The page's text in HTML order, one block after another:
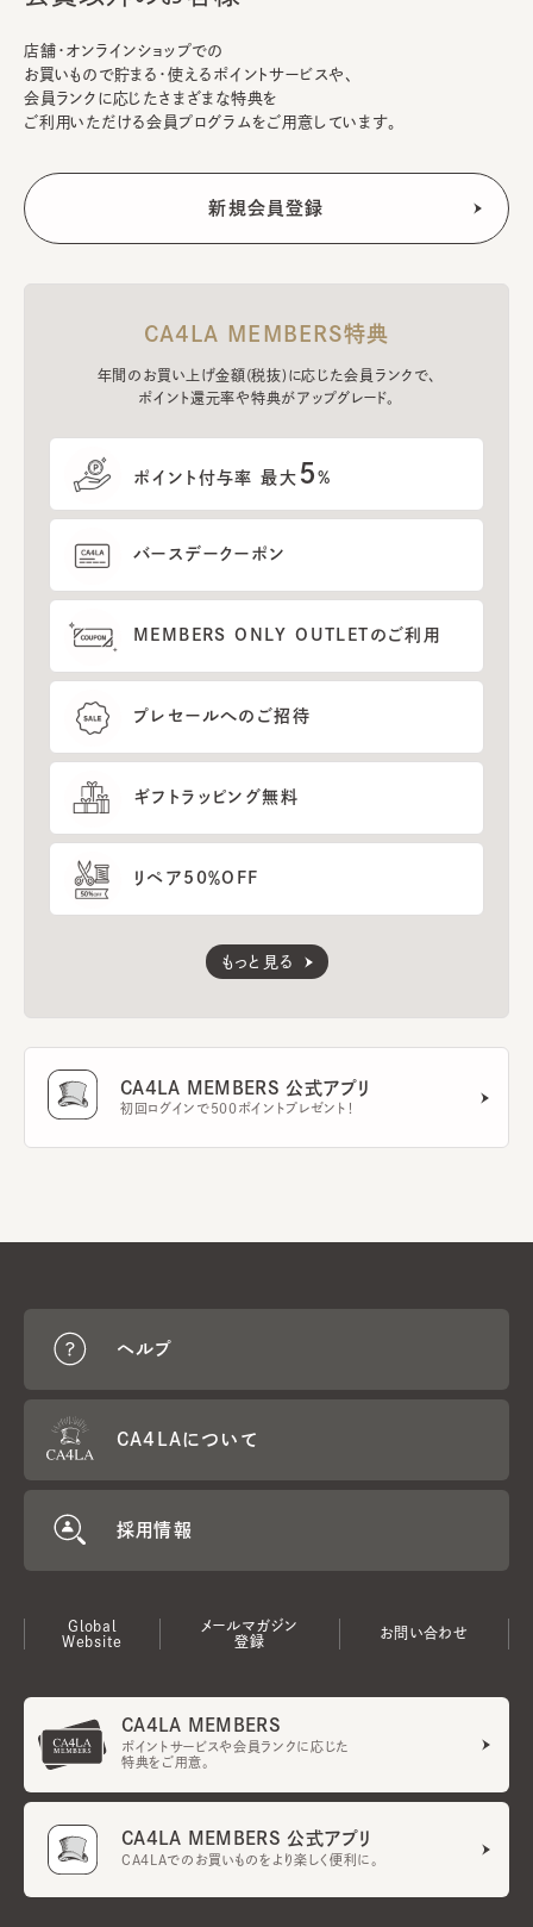
店舗・オンラインショップでの
お買いもので貯まる・使えるポイントサービスや、
会員ランクに応じたさまざまな特典を
ご利用いただける会員プログラムをご用意しています。
CA4LA MEMBERS特典
年間のお買い上げ金額(税抜)に応じた会員ランクで、
ポイント還元率や特典がアップグレード。
ポイント付与率 最大 5%
バースデークーポン
MEMBERS ONLY OUTLETのご利用
プレセールへのご招待
ギフトラッピング無料
リペア50％OFF
もっと見る
CA4LA MEMBERS 公式アプリ
初回ログインで500ポイントプレゼント！
ヘルプ
CA4LAについて
採用情報
Global
Website
メールマガジン
登録
お問い合わせ
CA4LA MEMBERS
ポイントサービスや会員ランクに応じた
特典をご用意。
CA4LA MEMBERS 公式アプリ
CA4LAでのお買いものをより楽しく便利に。